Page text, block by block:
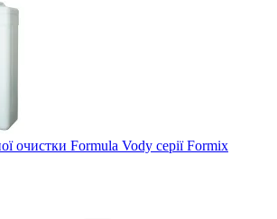
очистки Formula Vody серії Formix